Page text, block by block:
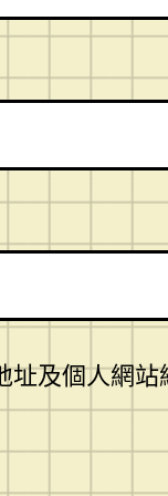
及個人網